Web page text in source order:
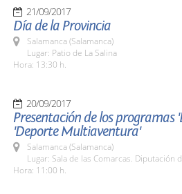
21/09/2017
Día de la Provincia
Salamanca (Salamanca)
Lugar: Patio de La Salina
Hora: 13:30 h.
20/09/2017
Presentación de los
'Deporte Multiaventura'
Salamanca (Salamanca)
Lugar: Sala de las Comarcas. Diputación
Hora: 11:00 h.